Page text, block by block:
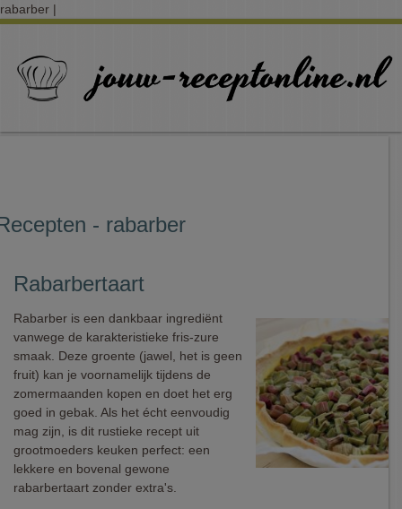
rabarber |
- rabarber
Rabarbertaart
Rabarber is een dankbaar ingrediënt
vanwege de karakteristieke fris-zure
smaak. Deze groente (jawel, het is geen
fruit) kan je voornamelijk tijdens de
zomermaanden kopen en doet het erg
goed in gebak. Als het écht eenvoudig
mag zijn, is dit rustieke recept uit
grootmoeders keuken perfect: een
lekkere en bovenal gewone
rabarbertaart zonder extra's.